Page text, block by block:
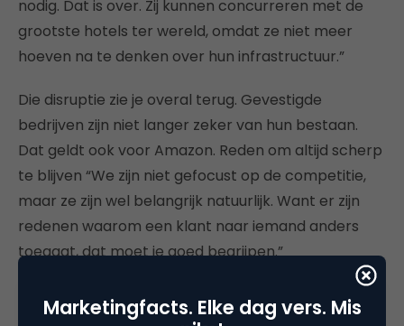
nodig. Dat is over. Zij kunnen concurreren met de
grootste hotels ter wereld, omdat ze niet meer
hoeven na te denken over hun infrastructuur.”
Die disruptie zie je overal terug. Gevestigde
bedrijven zijn niet langer zeker van hun bestaan.
Dat geldt ook voor Amazon. Reden om altijd scherp
te blijven “We zijn niet gefocust op de competitie,
maar ze zijn wel belangrijk natuurlijk. Want er zijn
redenen waarom een klant naar iemand anders
toegaat, dat moet je goed begrijpen.”
“Schaal, veiligheid en
Marketingfacts. Elke dag vers. Mis